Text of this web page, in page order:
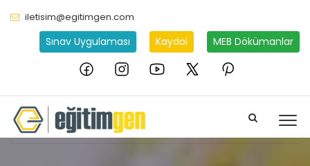
iletisim@egitimgen.com
Sınav Uygulaması Kaydol MEB Dökümanlar